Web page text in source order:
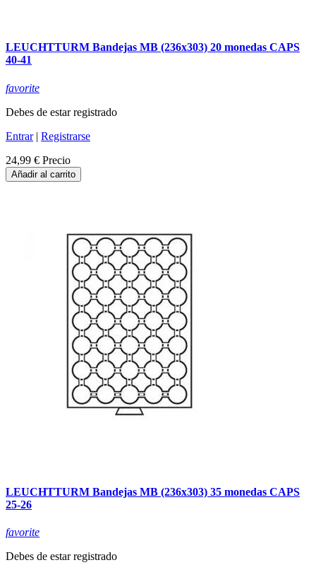
LEUCHTTURM Bandejas MB (236x303) 20 monedas CAPS
40-41
favorite
Debes de estar registrado
Entrar| Registrarse
24,99 € Precio
Añadir al carrito
LEUCHTTURM Bandejas MB (236x303) 35 monedas CAPS
25-26
favorite
Debes de estar registrado